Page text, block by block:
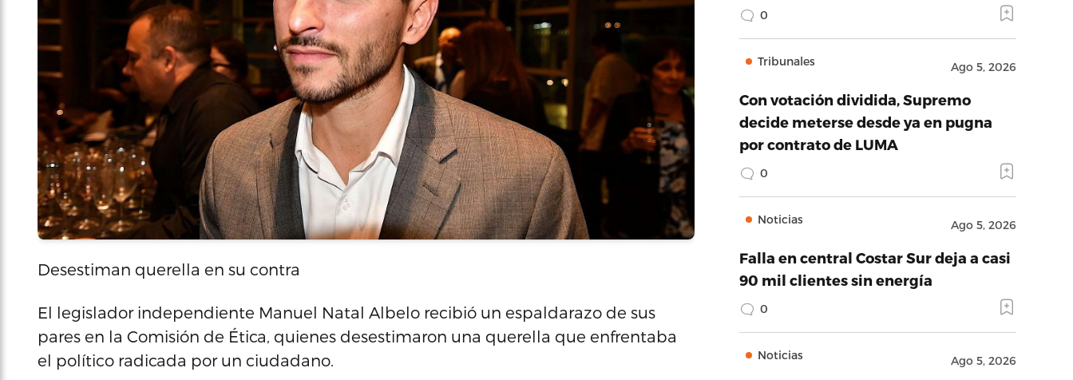
Desestiman querella en su contra
El legislador independiente Manuel Natal Albelo recibió un espaldarazo de sus
pares en la Comisión de Ética, quienes desestimaron una querella que enfrentaba
el político radicada por un ciudadano.
0
Tribunales Ago 5, 2026
Con votación dividida, Supremo
decide meterse desde ya en pugna
por contrato de LUMA
0
Noticias Ago 5, 2026
Falla en central Costar Sur deja a casi
90 mil clientes sin energía
0
Noticias Ago 5, 2026